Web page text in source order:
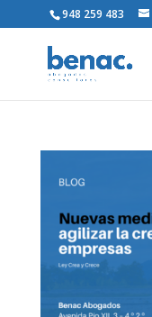
948 259 483